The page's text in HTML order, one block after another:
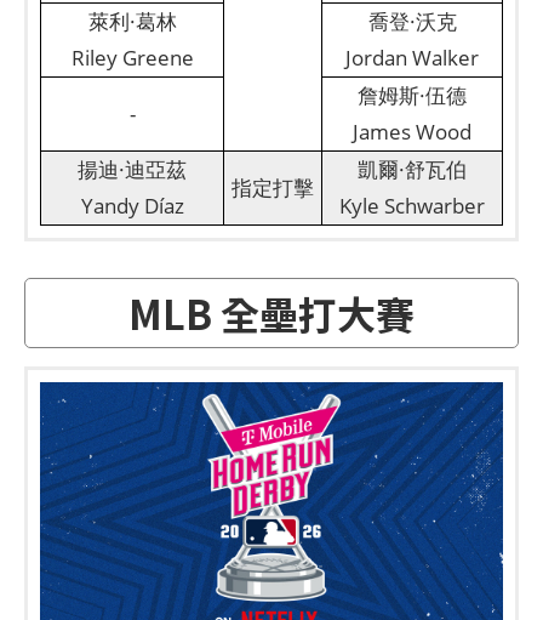
萊利·葛林
Riley Greene
喬登·沃克
Jordan Walker
-
詹姆斯·伍德
James Wood
揚迪·迪亞茲
Yandy Díaz
指定打擊
凱爾·舒瓦伯
Kyle Schwarber
MLB 全壘打大賽